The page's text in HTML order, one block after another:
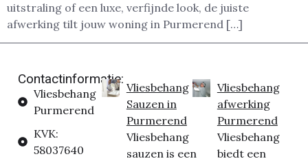
uitstraling of een luxe, verfijnde look, de juiste
afwerking tilt jouw woning in Purmerend […]
Contactinformatie:
Vliesbehang
Purmerend
KVK:
58037640
Vliesbehang
Sauzen in
Purmerend
Vliesbehang
sauzen is een
Vliesbehang
afwerking
Purmerend
Vliesbehang
biedt een